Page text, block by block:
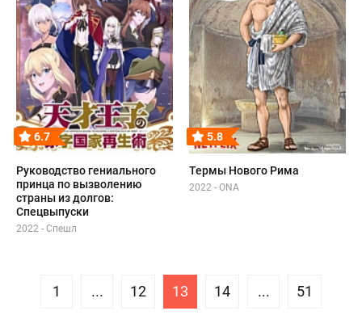
6.7
Руководство гениального
принца по вызволению
страны из долгов:
Спецвыпуски
2022 - Спешл
5.8
Термы Нового Рима
2022 - ONA
1 ... 12 13 14 ... 51